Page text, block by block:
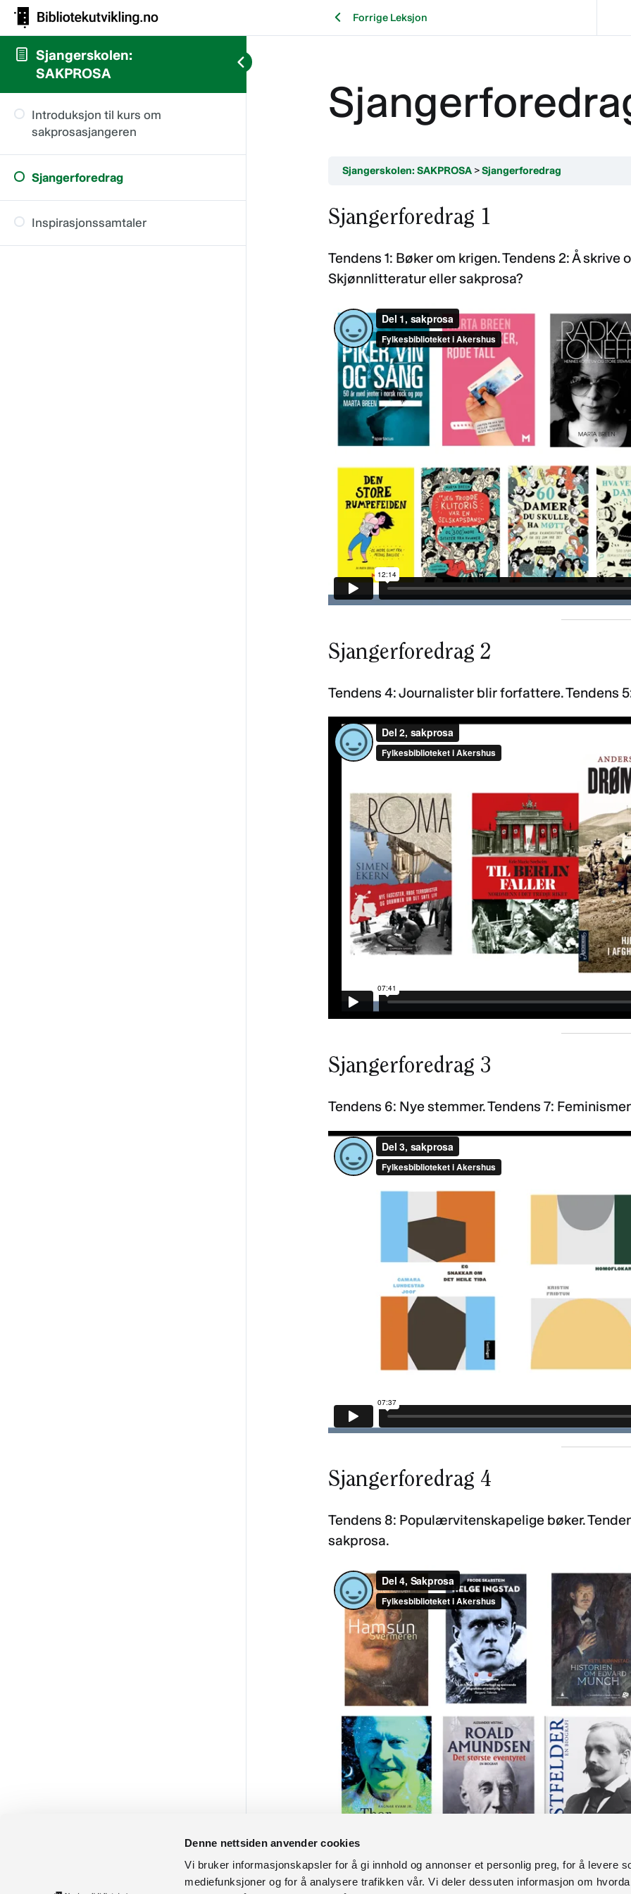
Denne nettsiden anvender cookies
Vi bruker informasjonskapsler for å gi innhold og annonser et personlig preg, for å levere
mediefunksjoner og for å analysere trafikken vår. Vi deler dessuten informasjon om
Sjangerskolen:
SAKPROSA
Introduksjon til kurs om
sakprosasjangeren
Sjangerforedrag
Inspirasjonssamtaler
Forrige Leksjon
Sjangerskolen: SAKPROSA Sjangerforedrag
Sjangerforedrag 1
Tendens 1: Bøker om krigen. Tendens 2: Å skrive
Skjønnlitteratur eller sakprosa?
Sjangerforedrag 2
Tendens 4: Journalister blir forfattere. Tendens
Sjangerforedrag 3
Tendens 6: Nye stemmer. Tendens 7:
Sjangerforedrag 4
Tendens 8: Populærvitenskapelige bøker.
sakprosa.